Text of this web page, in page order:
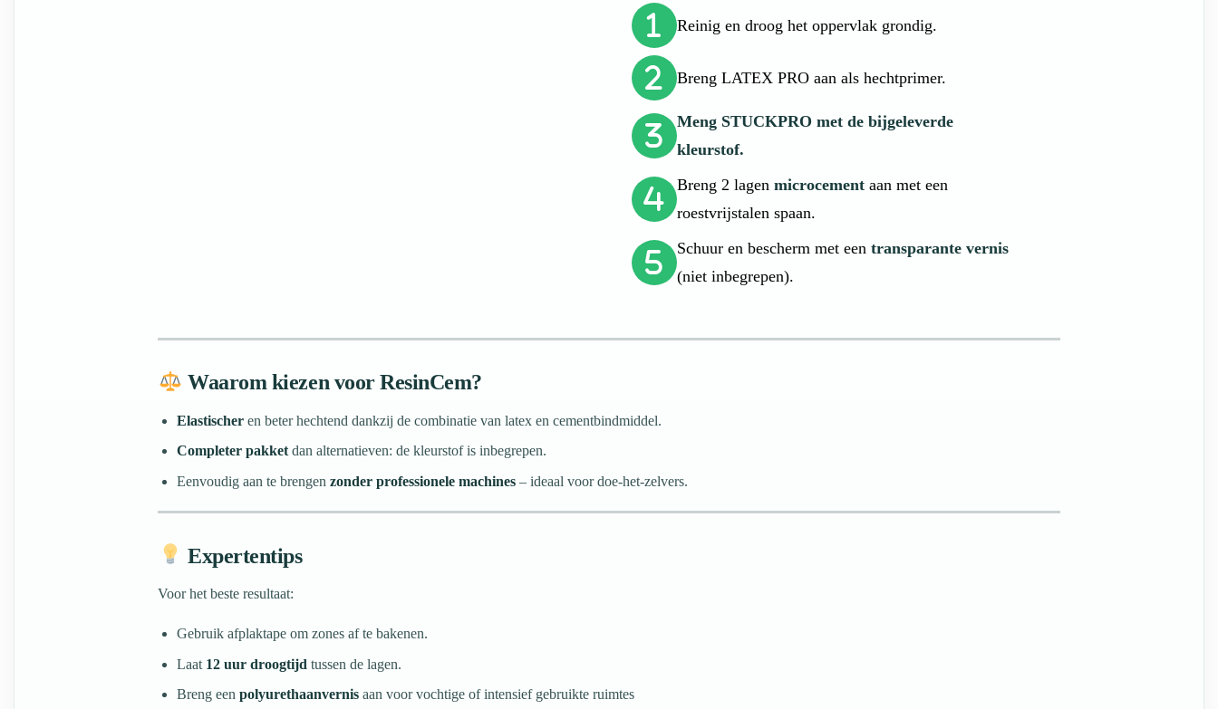
Reinig en droog het oppervlak grondig.
Breng LATEX PRO aan als hechtprimer.
Meng STUCKPRO met de bijgeleverde
kleurstof.
Breng 2 lagen microcementaan met een
roestvrijstalen spaan.
Schuur en bescherm met een transparante vernis
(niet inbegrepen).
Waarom kiezen voor ResinCem?
Elastischeren beter hechtend dankzij de combinatie van latex en cementbindmiddel.
Completer pakket dan alternatieven: de kleurstof is inbegrepen.
Eenvoudig aan te brengen zonder professionele machines – ideaal voor doe-het-zelvers.
Expertentips
Voor het beste resultaat:
Gebruik afplaktape om zones af te bakenen.
Laat 12 uur droogtijd tussen de lagen.
Breng eenpolyurethaanvernisaan voor vochtige of intensief gebruikte ruimtes